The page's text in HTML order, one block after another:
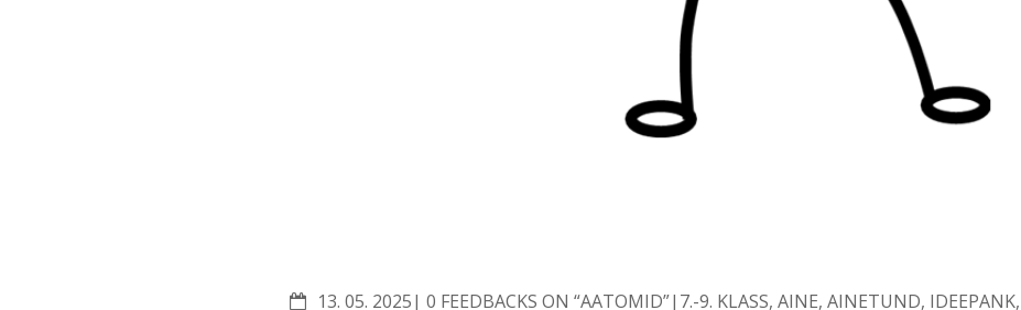
13. 05. 2025 COMMENTS
0 FEEDBACKS ON “AATOMID” 7.-9. KLASS, AINE, AINETUND, IDEEPANK,